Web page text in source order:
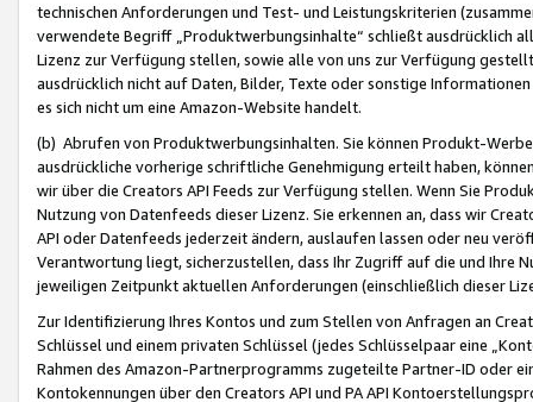
technischen Anforderungen und Test- und Leistungskriterien
verwendete Begriff „Produktwerbungsinhalte“ schließt ausdrücklich
Lizenz zur Verfügung stellen, sowie alle von uns zur Verfügung
ausdrücklich nicht auf Daten, Bilder, Texte oder sonstige
es sich nicht um eine Amazon-Website handelt.
(b) Abrufen von Produktwerbungsinhalten. Sie können Produkt-
ausdrückliche vorherige schriftliche Genehmigung erteilt haben,
wir über die Creators API Feeds zur Verfügung stellen. Wenn Sie
Nutzung von Datenfeeds dieser Lizenz. Sie erkennen an, dass wir
API oder Datenfeeds jederzeit ändern, auslaufen lassen oder neu
Verantwortung liegt, sicherzustellen, dass Ihr Zugriff auf die und Ihre
jeweiligen Zeitpunkt aktuellen Anforderungen (einschließlich dieser
Zur Identifizierung Ihres Kontos und zum Stellen von Anfragen an
Schlüssel und einem privaten Schlüssel (jedes Schlüsselpaar eine
Rahmen des Amazon-Partnerprogramms zugeteilte Partner-ID oder
Kontokennungen über den Creators API und PA API